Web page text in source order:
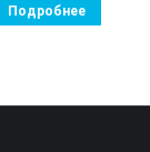
Подробнее